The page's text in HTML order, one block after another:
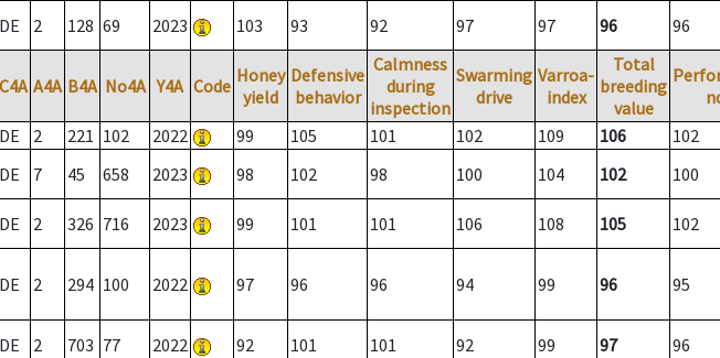
DE 2 128 69 2023 103 93 92 97 97 96 96
C4A A4A B4A No4A Y4A Code Honey
yield
Defensive
behavior
Calmness
during
inspection
Swarming
drive
Varroa-
index
Total
breeding
value
DE 2 221 102 2022 99 105 101 102 109 106
102
DE 7 45 658 2023 98 102 98 100 104 102 100
DE 2 326 716 2023 99 101 101 106 108 105 102
DE 2 294 100 2022 97 96 96 94 99 96 95
DE 2 703 77 2022 92 101 101 92 99 97
96